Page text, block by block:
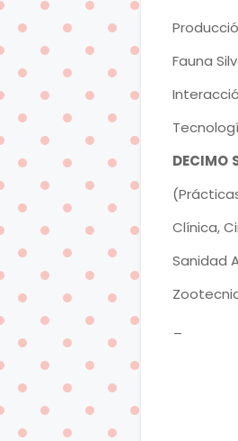
Fauna
DECIMO
Clínica,
Sanidad